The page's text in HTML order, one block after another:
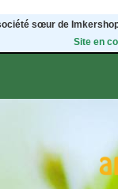
sœur de
Site en